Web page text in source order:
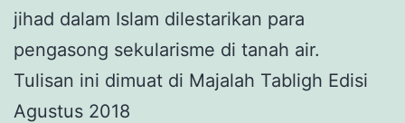
jihad dalam Islam dilestarikan para
pengasong sekularisme di tanah air.
Tulisan ini dimuat di Majalah Tabligh Edisi
Agustus 2018